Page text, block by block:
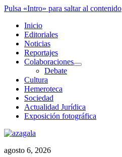
Pulsa «Intro» para saltar al contenido
Inicio
Editoriales
Noticias
Reportajes
Colaboraciones
abrir
Debate
Cultura
Hemeroteca
Sociedad
Actualidad Jurídica
Exposición fotográfica
agosto 6, 2026